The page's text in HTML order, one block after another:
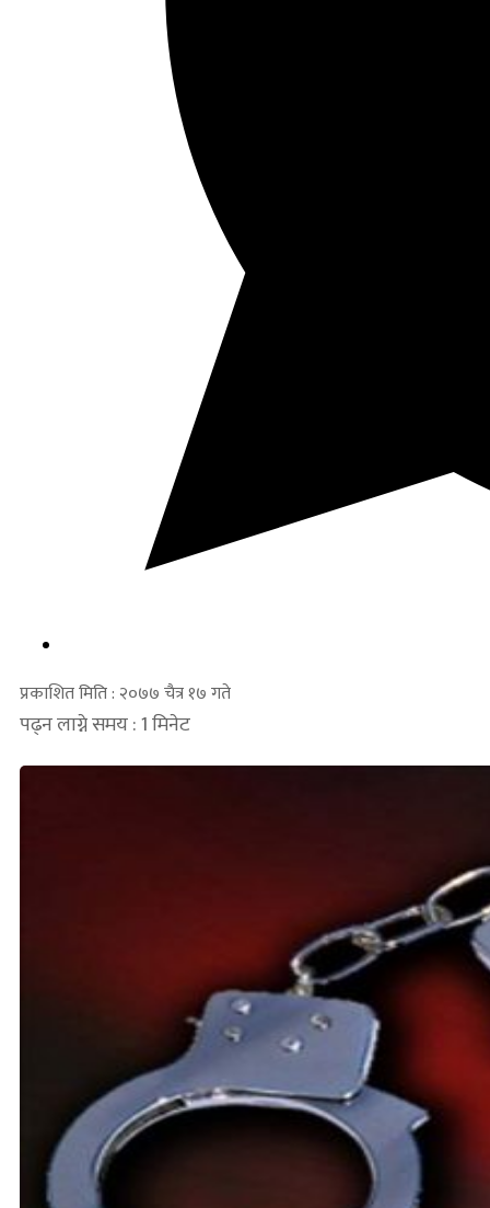
प्रकाशित मिति : २०७७ चैत्र १७ गते
पढ्न लाग्ने समय : 1 मिनेट